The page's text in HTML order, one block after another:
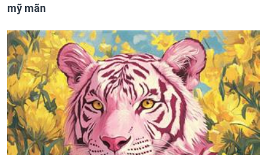
mỹ mãn